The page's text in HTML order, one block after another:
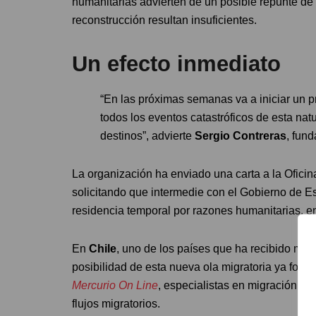
reconstrucción resultan insuficientes.
Un efecto inmediato
“En las próximas semanas va a iniciar un
todos los eventos catastróficos de esta
destinos”, advierte Sergio Contreras,
La organización ha enviado una carta a la
solicitando que intermedie con el Gobierno de
residencia temporal por razones humanitarias,
En Chile, uno de los países que ha recibido
posibilidad de esta nueva ola migratoria ya
Mercurio On Line, especialistas en migración
flujos migratorios.